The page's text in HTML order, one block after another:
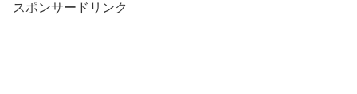
スポンサードリンク